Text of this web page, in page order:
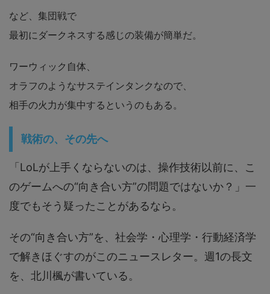
など、集団戦で
最初にダークネスする感じの装備が簡単だ。
ワーウィック自体、
オラフのようなサステインタンクなので、
相手の火力が集中するというのもある。
戦術の、その先へ
「LoLが上手くならないのは、操作技術以前に、こ
のゲームへの“向き合い方”の問題ではないか？」一
度でもそう疑ったことがあるなら。
その“向き合い方”を、社会学・心理学・行動経済学
で解きほぐすのがこのニュースレター。週1の長文
を、北川楓が書いている。